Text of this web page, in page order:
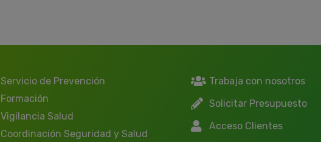
Servicio de Prevención
Formación
Vigilancia Salud
Coordinación Seguridad y Salud
Trabaja con nosotros
Solicitar Presupuesto
Acceso Clientes